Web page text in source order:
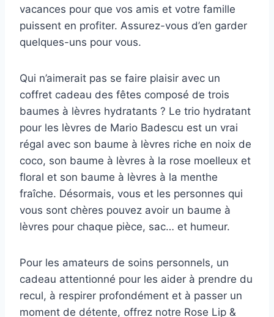
vacances pour que vos amis et votre famille
puissent en profiter. Assurez-vous d’en garder
quelques-uns pour vous.
Qui n’aimerait pas se faire plaisir avec un
coffret cadeau des fêtes composé de trois
baumes à lèvres hydratants ? Le trio hydratant
pour les lèvres de Mario Badescu est un vrai
régal avec son baume à lèvres riche en noix de
coco, son baume à lèvres à la rose moelleux et
floral et son baume à lèvres à la menthe
fraîche. Désormais, vous et les personnes qui
vous sont chères pouvez avoir un baume à
lèvres pour chaque pièce, sac… et humeur.
Pour les amateurs de soins personnels, un
cadeau attentionné pour les aider à prendre du
recul, à respirer profondément et à passer un
moment de détente, offrez notre Rose Lip &